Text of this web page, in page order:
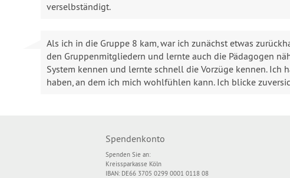
verselbständigt.
Als ich in die Gruppe 8 kam, war ich zunächst etwas
den Gruppenmitgliedern und lernte auch die Pädagogen
System kennen und lernte schnell die Vorzüge kennen.
haben, an dem ich mich wohlfühlen kann. Ich blicke
Spendenkonto
Spenden Sie an:
Kreissparkasse Köln
IBAN: DE66 3705 0299 0001 0118 08